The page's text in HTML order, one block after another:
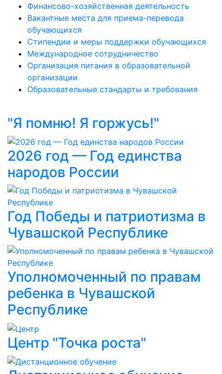
Финансово-хозяйственная деятельность
Вакантные места для приема-перевода
обучающихся
Стипендии и меры поддержки обучающихся
Международное сотрудничество
Организация питания в образовательной
организации
Образовательные стандарты и требования
"Я помню! Я горжусь!"
2026 год — Год единства
народов России
Год Победы и патриотизма в
Чувашской Республике
Уполномоченный по правам
ребенка в Чувашской
Республике
Центр "Точка роста"